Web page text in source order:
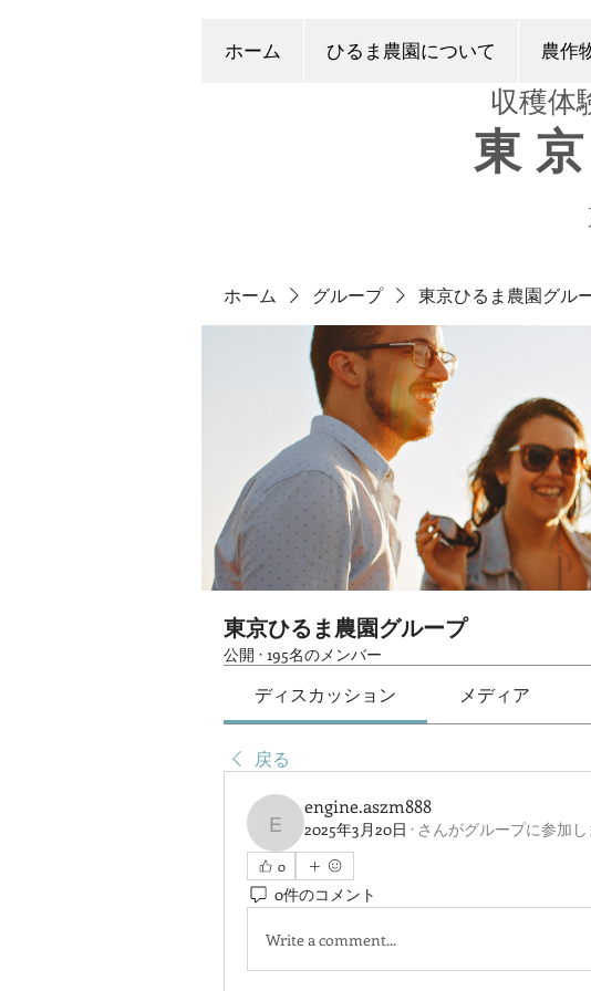
ホーム ひるま農園について 農作
収穫体
東
ホーム グループ 東京ひるま農園グル
東京ひるま農園グループ
公開 · 195名のメンバー
ディスカッション メディア
戻る
engine.aszm888
engine.aszm888
2025年3月20日 · さんがグループに参加し
0
0件のコメント
Write a comment...